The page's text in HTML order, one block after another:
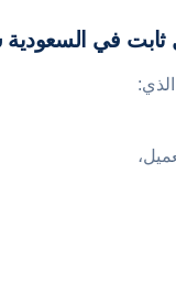
السعودية سنة